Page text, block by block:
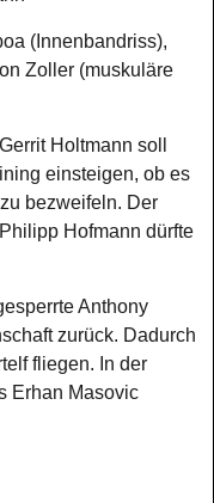
(Innenbandriss),
Zoller (muskuläre
Gerrit Holtmann soll
einsteigen, ob es
bezweifeln. Der
Hofmann dürfte
Anthony
zurück. Dadurch
fliegen. In der
Erhan Masovic